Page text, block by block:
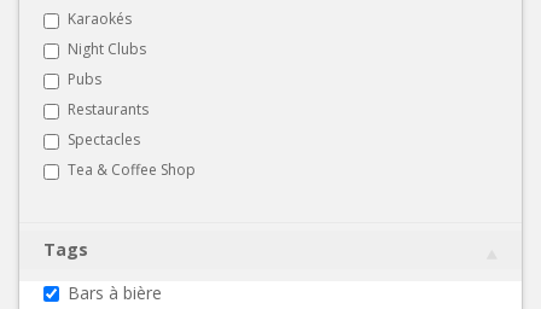
Karaokés
Night Clubs
Pubs
Restaurants
Spectacles
Tea & Coffee Shop
Tags
Bars à bière